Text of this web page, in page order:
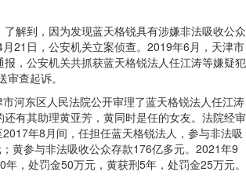
解到，因为发现蓝天格锐具有涉嫌非法吸收公众
21日，公安机关立案侦查。2019年6月，天津市
，公安机关共抓获蓝天格锐法人任江涛等嫌疑犯
查起诉。
东区人民法院公开审理了蓝天格锐法人任江涛
有其助理黄亚芳，黄同时是任的女友。法院经审
年8月间，任担任蓝天格锐法人，参与非法吸
黄参与非法吸收公众存款176亿多元。2021年9
年，处罚金50万元，黄获刑5年，处罚金25万元。